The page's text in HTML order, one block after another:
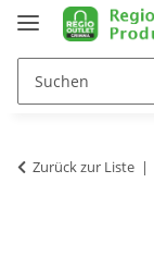
Zurück zur Liste